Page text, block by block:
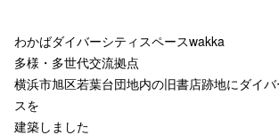
わかばダイバーシティスペースwakka
多様・多世代交流拠点
横浜市旭区若葉台団地内の旧書店跡地にダイ
スを
建築しました